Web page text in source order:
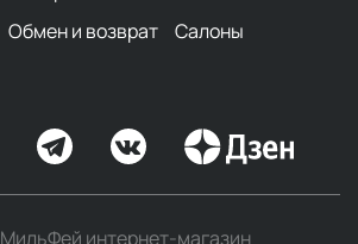
Обмен и возврат
Салоны
интернет-магазин